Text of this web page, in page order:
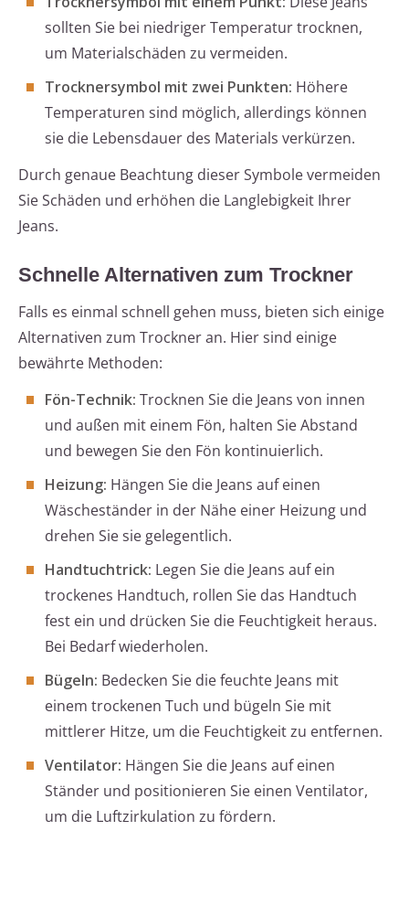
sollten Sie bei niedriger Temperatur trocknen,
um Materialschäden zu vermeiden.
Trocknersymbol mit zwei Punkten: Höhere
Temperaturen sind möglich, allerdings können
sie die Lebensdauer des Materials verkürzen.
Durch genaue Beachtung dieser Symbole vermeiden
Sie Schäden und erhöhen die Langlebigkeit Ihrer
Jeans.
Schnelle Alternativen zum Trockner
Falls es einmal schnell gehen muss, bieten sich einige
Alternativen zum Trockner an. Hier sind einige
bewährte Methoden:
Fön-Technik: Trocknen Sie die Jeans von innen
und außen mit einem Fön, halten Sie Abstand
und bewegen Sie den Fön kontinuierlich.
Heizung: Hängen Sie die Jeans auf einen
Wäscheständer in der Nähe einer Heizung und
drehen Sie sie gelegentlich.
Handtuchtrick: Legen Sie die Jeans auf ein
trockenes Handtuch, rollen Sie das Handtuch
fest ein und drücken Sie die Feuchtigkeit heraus.
Bei Bedarf wiederholen.
Bügeln: Bedecken Sie die feuchte Jeans mit
einem trockenen Tuch und bügeln Sie mit
mittlerer Hitze, um die Feuchtigkeit zu entfernen.
Ventilator: Hängen Sie die Jeans auf einen
Ständer und positionieren Sie einen Ventilator,
um die Luftzirkulation zu fördern.